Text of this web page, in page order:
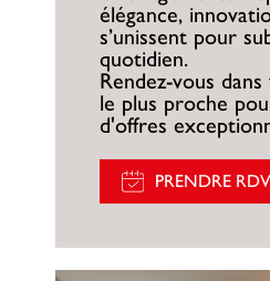
élégance,
s’unissent pour
quotidien.
Rendez-vous
le plus proche
d'offres
PRENDRE RDV